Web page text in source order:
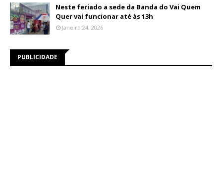
Neste feriado a sede da Banda do Vai Quem
Quer vai funcionar até às 13h
Janeiro 24, 2026
PUBLICIDADE